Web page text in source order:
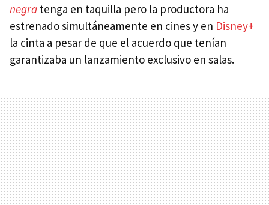
negra tenga en taquilla pero la productora ha
estrenado simultáneamente en cines y en Disney+
la cinta a pesar de que el acuerdo que tenían
garantizaba un lanzamiento exclusivo en salas.